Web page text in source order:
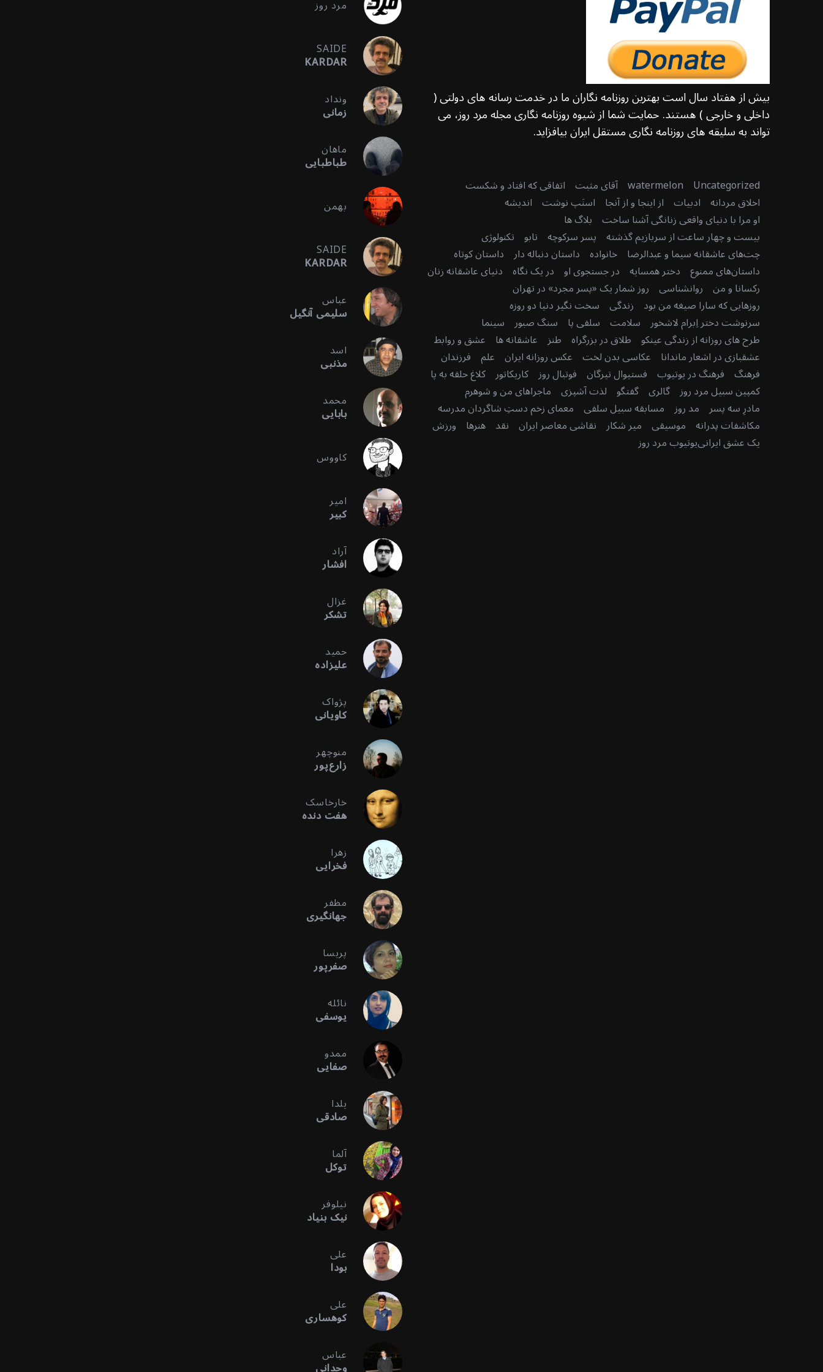
بیش از هفتاد سال است بهترین روزنامه نگاران ما در خدمت رسانه های دولتی (
داخلی و خارجی ) هستند. حمایت شما از شیوه روزنامه نگاری مجله مرد روز، می
تواند به سلیقه های روزنامه نگاری مستقل ایران بیافزاید.
Uncategorized
watermelon آقای مثبت اتفاقی که افتاد و شکست
اخلاق مردانه ادبیات از اینجا و از آنجا اسنَپ نوشت اندیشه
او مرا با دنیای واقعی زنانگی آشنا ساخت بلاگ ها
بیست و چهار ساعت از سربازیم گذشته پسر سرکوچه تابو تکنولوژی
چت‌های عاشقانه سیما و عبدالرضا خانواده داستان دنباله دار داستان کوتاه
داستان‌های ممنوع دختر همسایه در جستجوی او در یک نگاه دنیای عاشقانه زنان
رکسانا و من روانشناسی روز شمار یک «پسر مجرد» در تهران
روزهایی که سارا صیغه من بود زندگی سخت نگیر دنیا دو روزه
سرنوشت دختر اِبرام لاشخور سلامت سلفی پا سنگ صبور سینما
طرح های روزانه از زندگی عینکو طلاق در بزرگراه طنز عاشقانه ها عشق و روابط
عشقبازی در اشعار ماندانا عکاسی بدن لخت عکس روزانه ایران علم فرزندان
فرهنگ فرهنگ در یوتیوب فستیوال تیرگان فوتبال روز کاریکاتور کلاغ حلقه به پا
کمپین سبیل مرد روز گالری گفتگو لذت آشپزی ماجراهای من و شوهرم
مادرِ سه پسر مد روز مسابقه سبیل سلفی معمای زخم دستِ شاگردان مدرسه
مکاشفات پدرانه موسیقی میر شکار نقاشی معاصر ایران نقد هنرها ورزش
یک عشق ایرانییوتیوب مرد روز
مرد روز
SAIDE
KARDAR
ونداد
زمانی
ماهان
طباطبایی
بهمن
SAIDE
KARDAR
عباس
سلیمی آنگیل
اسد
مذنبی
محمد
بابایی
کاووس
امیر
کبیر
آراد
افشار
غزال
تشکر
حمید
علیزاده
پژواک
کاویانی
منوچهر
زارع‌پور
خارخاسک
هفت دنده
زهرا
فخرایی
مظفر
جهانگیری
پریسا
صفرپور
نائله
یوسفی
ممدو
صفایی
یلدا
صادقی
آلما
توکل
نیلوفر
نیک بنیاد
علی
بودا
علی
کوهساری
عباس
e
a
r
c
h
f
o
r
: